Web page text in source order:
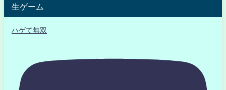
生ゲーム
ハゲて無双